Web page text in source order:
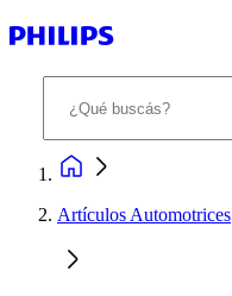
Artículos Automotrices